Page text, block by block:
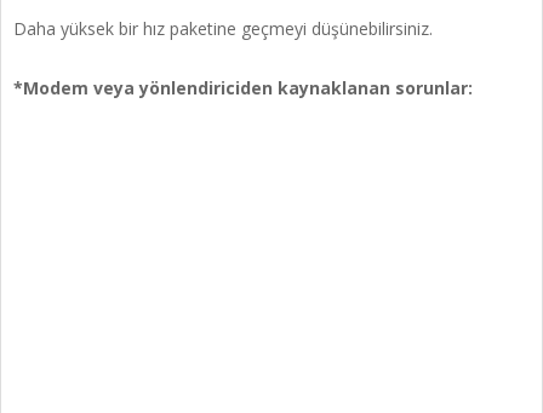
Daha yüksek bir hız paketine geçmeyi düşünebilirsiniz.
*Modem veya yönlendiriciden kaynaklanan sorunlar: